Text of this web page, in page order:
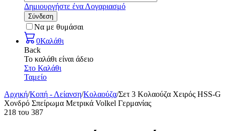
Δημιουργήστε ένα Λογαριασμό
Σύνδεση
Να με θυμάσαι
0Καλάθι
Back
Το καλάθι είναι άδειο
Στο Καλάθι
Ταμείο
Αρχική/Κοπή - Λείανση/Κολαούζα/Σετ 3 Κολαούζα Χειρός HSS-G
Χονδρό Σπείρωμα Μετρικά Volkel Γερμανίας
218 του 387